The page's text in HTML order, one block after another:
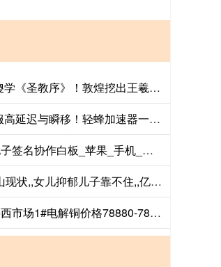
亿赢配资网 别再傻学《圣教序》！敦煌挖出王羲之书法，字字无损，揭露祖传笔法
盛康优配 拒绝跨服高延迟与瞬移！轻蜂加速器一键畅玩
天牛宝配资 iOS电子签名协作白板_苹果_手机_进行
易操盘 68岁赵本山现状,,女儿抑郁儿子靠不住,,亿万身家去向揭秘_球球_父亲_网友
牛牛配 8月12日陕西市场1#电解铜价格78880-78960元吨